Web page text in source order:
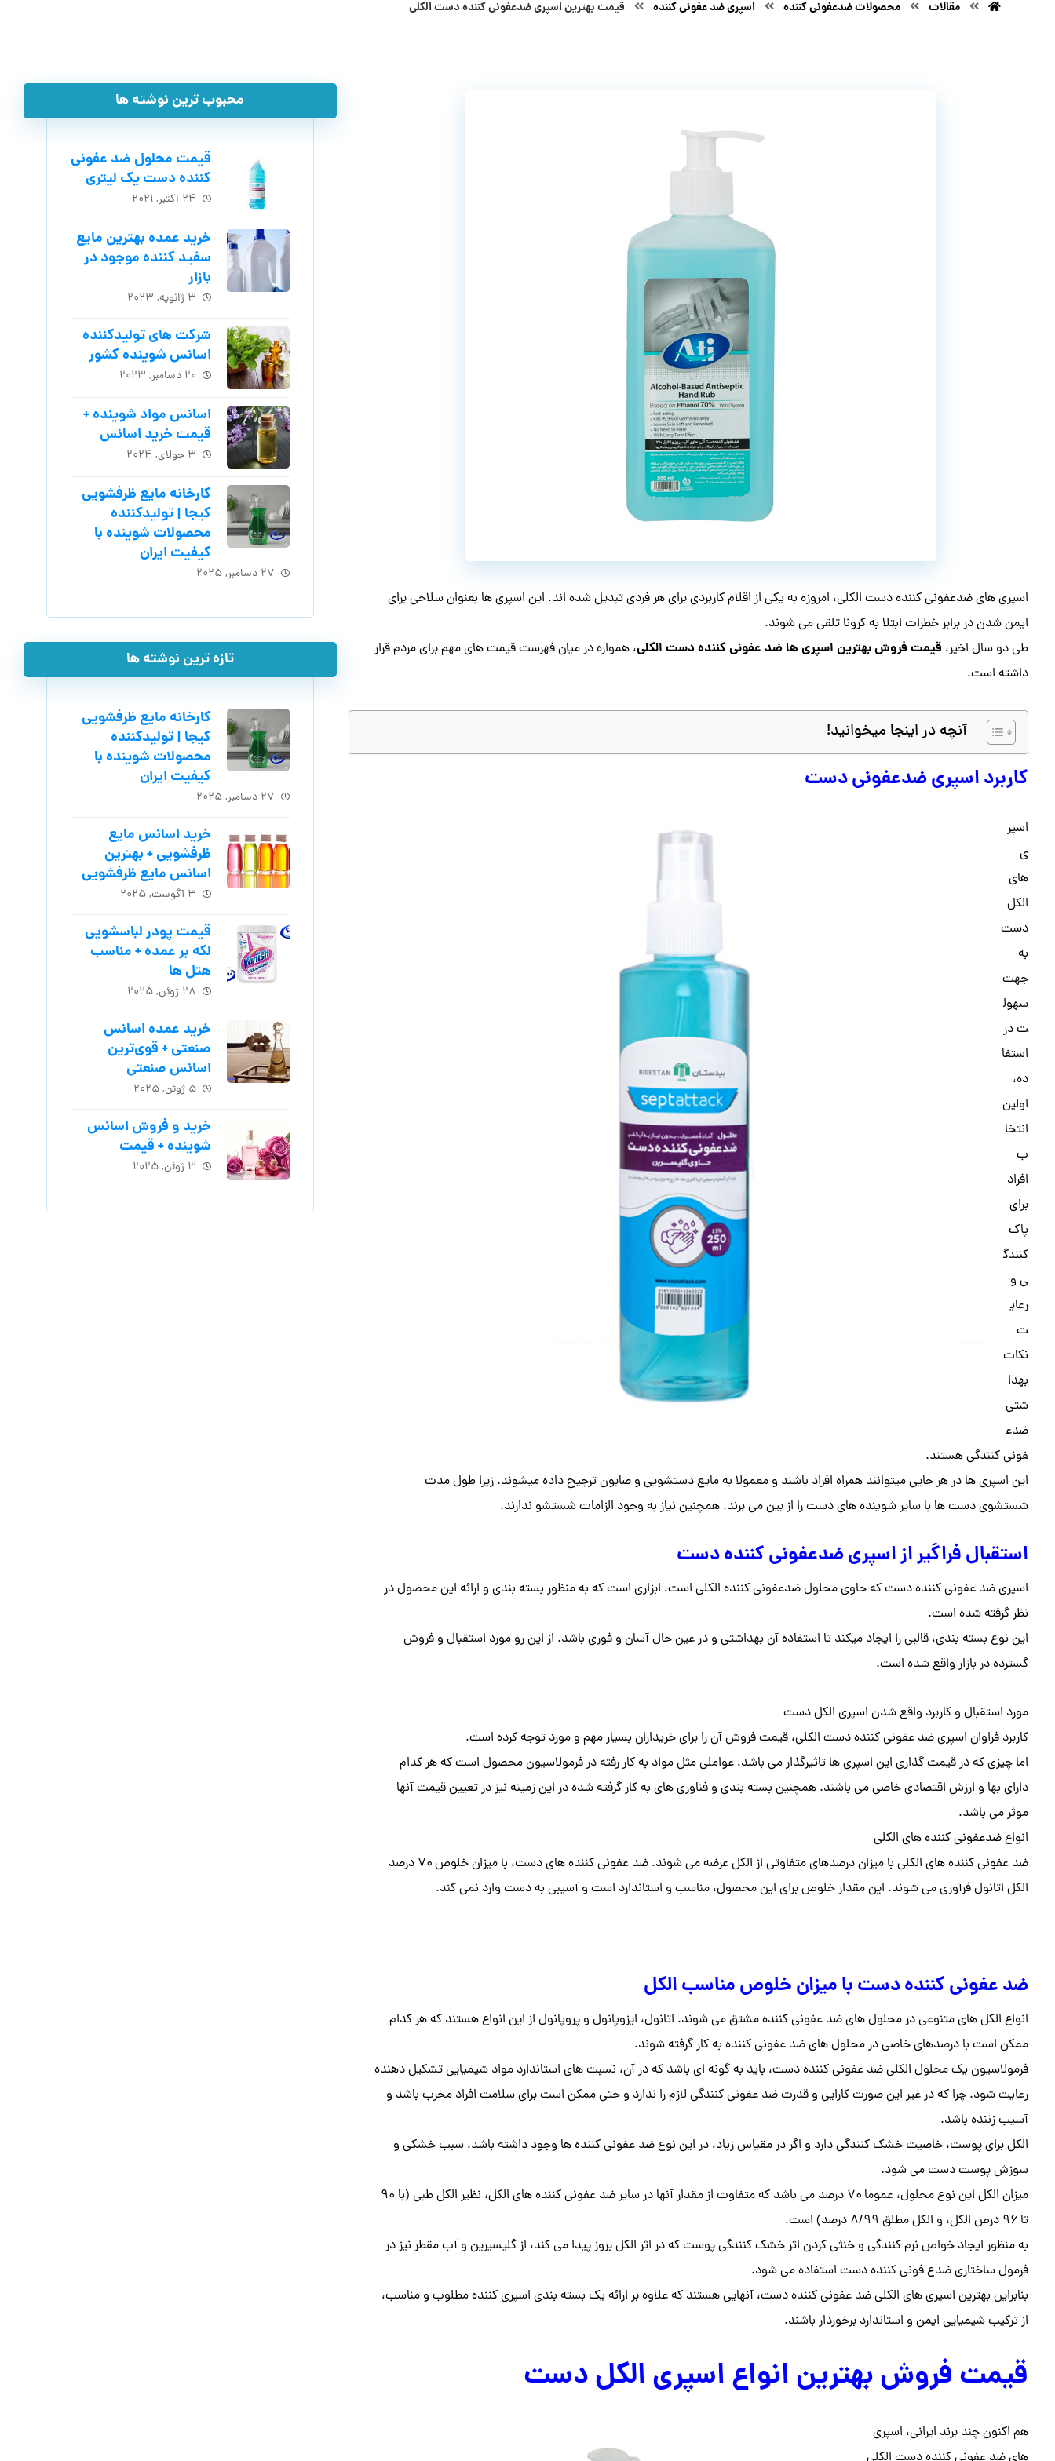
مقالات محصولات ضدعفونی کننده اسپری ضد عفونی کننده قیمت بهترین اسپری ضدعفونی کننده دست الکلی
اسپری های ضدعفونی کننده دست الکلی، امروزه به یکی از اقلام کاربردی برای هر فردی تبدیل شده اند. این اسپری ها بعنوان سلاحی برای
ایمن شدن در برابر خطرات ابتلا به کرونا تلقی می شوند.
طی دو سال اخیر، قیمت فروش بهترین اسپری ها ضد عفونی کننده دست الکلی، همواره در میان فهرست قیمت های مهم برای مردم قرار
داشته است.
آنچه در اینجا میخوانید!
کاربرد اسپری ضدعفونی دست
اسپر
ی
های
الکل
دست
به
جهت
سهول
ت در
استفا
ده،
اولین
انتخا
ب
افراد
برای
پاک
کنندگ
ی و
رعای
ت
نکات
بهدا
شتی
ضدع
فونی کنندگی هستند.
این اسپری ها در هر جایی میتوانند همراه افراد باشند و معمولا به مایع دستشویی و صابون ترجیح داده میشوند. زیرا طول مدت
شستشوی دست ها با سایر شوینده های دست را از بین می برند. همچنین نیاز به وجود الزامات شستشو ندارند.
استقبال فراگیر از اسپری ضدعفونی کننده دست
اسپری ضد عفونی کننده دست که حاوی محلول ضدعفونی کننده الکلی است، ابزاری است که به منظور بسته بندی و ارائه این محصول در
نظر گرفته شده است.
این نوع بسته بندی، قالبی را ایجاد میکند تا استفاده آن بهداشتی و در عین حال آسان و فوری باشد. از این رو مورد استقبال و فروش
گسترده در بازار واقع شده است.
مورد استقبال و کاربرد واقع شدن اسپری الکل دست
کاربرد فراوان اسپری ضد عفونی کننده دست الکلی، قیمت فروش آن را برای خریداران بسیار مهم و مورد توجه کرده است.
اما چیزی که در قیمت گذاری این اسپری ها تاثیرگذار می باشد، عواملی مثل مواد به کار رفته در فرمولاسیون محصول است که هر کدام
دارای بها و ارزش اقتصادی خاصی می باشند. همچنین بسته بندی و فناوری های به کار گرفته شده در این زمینه نیز در تعیین قیمت آنها
موثر می باشد.
انواع ضدعفونی کننده های الکلی
ضد عفونی کننده های الکلی با میزان درصدهای متفاوتی از الکل عرضه می شوند. ضد عفونی کننده های دست، با میزان خلوص ۷۰ درصد
الکل اتانول فرآوری می شوند. این مقدار خلوص برای این محصول، مناسب و استاندارد است و آسیبی به دست وارد نمی کند.
ضد عفونی کننده دست با میزان خلوص مناسب الکل
انواع الکل های متنوعی در محلول های ضد عفونی کننده مشتق می شوند. اتانول، ایزوپانول و پروپانول از این انواع هستند که هر کدام
ممکن است با درصدهای خاصی در محلول های ضد عفونی کننده به کار گرفته شوند.
فرمولاسیون یک محلول الکلی ضد عفونی کننده دست، باید به گونه ای باشد که در آن، نسبت های استاندارد مواد شیمیایی تشکیل دهنده
رعایت شود. چرا که در غیر این صورت کارایی و قدرت ضد عفونی کنندگی لازم را ندارد و حتی ممکن است برای سلامت افراد مخرب باشد و
آسیب زننده باشد.
الکل برای پوست، خاصیت خشک کنندگی دارد و اگر در مقیاس زیاد، در این نوع ضد عفونی کننده ها وجود داشته باشد، سبب خشکی و
سوزش پوست دست می شود.
میزان الکل این نوع محلول، عموما ۷۰ درصد می باشد که متفاوت از مقدار آنها در سایر ضد عفونی کننده های الکل، نظیر الکل طبی (با ۹۰
تا ۹۶ درص الکل، و الکل مطلق ۸/۹۹ درصد) است.
به منظور ایجاد خواص نرم کنندگی و خنثی کردن اثر خشک کنندگی پوست که در اثر الکل بروز پیدا می کند، از گلیسیرین و آب مقطر نیز در
فرمول ساختاری ضدع فونی کننده دست استفاده می شود.
بنابراین بهترین اسپری های الکلی ضد عفونی کننده دست، آنهایی هستند که علاوه بر ارائه یک بسته بندی اسپری کننده مطلوب و مناسب،
از ترکیب شیمیایی ایمن و استاندارد برخوردار باشند.
قیمت فروش بهترین انواع اسپری الکل دست
هم اکنون چند برند ایرانی، اسپری
محبوب ترین نوشته ها
قیمت محلول ضد عفونی
کننده دست یک لیتری
۲۴ اکتبر, ۲۰۲۱
خرید عمده بهترین مایع
سفید کننده موجود در
بازار
۳ ژانویه, ۲۰۲۳
شرکت های تولیدکننده
اسانس شوینده کشور
۲۰ دسامبر, ۲۰۲۳
اسانس مواد شوینده +
قیمت خرید اسانس
۳ جولای, ۲۰۲۴
کارخانه مایع ظرفشویی
کیجا | تولیدکننده
محصولات شوینده با
کیفیت ایران
۲۷ دسامبر, ۲۰۲۵
تازه ترین نوشته ها
کارخانه مایع ظرفشویی
کیجا | تولیدکننده
محصولات شوینده با
کیفیت ایران
۲۷ دسامبر, ۲۰۲۵
خرید اسانس مایع
ظرفشویی + بهترین
اسانس مایع ظرفشویی
۳ آگوست, ۲۰۲۵
قیمت پودر لباسشویی
لکه بر عمده + مناسب
هتل ها
۲۸ ژوئن, ۲۰۲۵
خرید عمده اسانس
صنعتی + قوی‌ترین
اسانس‌ صنعتی
۵ ژوئن, ۲۰۲۵
خرید و فروش اسانس
شوینده + قیمت
۳ ژوئن, ۲۰۲۵